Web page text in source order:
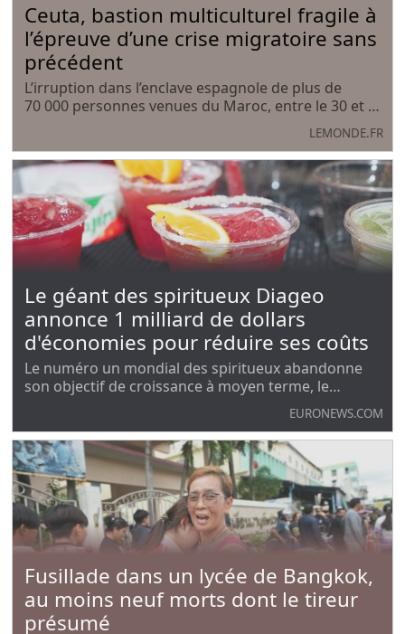
Ceuta, bastion multiculturel fragile à
l’épreuve d’une crise migratoire sans
précédent
L’irruption dans l’enclave espagnole de plus de
70 000 personnes venues du Maroc, entre le 30 et le
31 juillet, a mis en lumière les fêlures et les
solidarités qui traversent cette ville où coexistent
depuis toujours chrétiens et musulmans.
LEMONDE.FR
Le géant des spiritueux Diageo
annonce 1 milliard de dollars
d'économies pour réduire ses coûts
Le numéro un mondial des spiritueux abandonne
son objectif de croissance à moyen terme, le
nouveau PDG Dave Lewis voulant relancer des
EURONEWS.COM
Fusillade dans un lycée de Bangkok,
au moins neuf morts dont le tireur
présumé